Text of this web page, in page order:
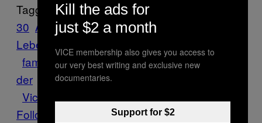
Tagged:
30 Alkohol alt werden bars
Lebens
familie
gedanken gesellschaft Jugend
der
leben Musik nostalgie
Vice Blog
Follow Us On Discover
Kill the ads for
just $2 a month
VICE membership also gives you access to
our very best writing and exclusive new
documentaries.
Support for $2